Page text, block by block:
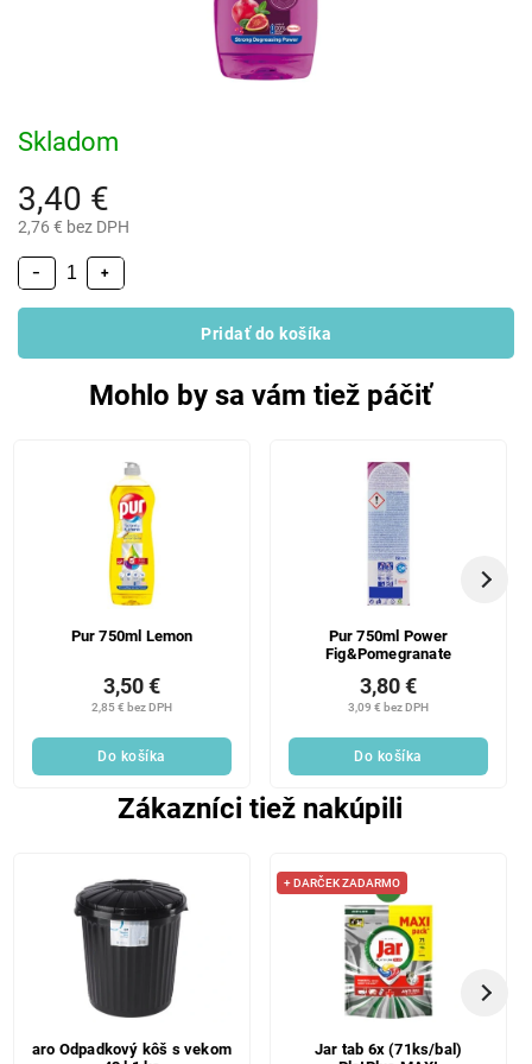
3,40 €
2,76 € bez DPH
Skladom
+
−
Pridať do košíka
Mohlo by sa vám tiež páčiť
Pur 750ml Lemon
2,85 € bez DPH
3,50 €
Do košíka
Pur 750ml Power
Fig&Pomegranate
3,09 € bez DPH
3,80 €
Do košíka
Zákazníci tiež nakúpili
aro Odpadkový kôš s vekom
+ DARČEK ZADARMO
Jar tab 6x (71ks/bal)